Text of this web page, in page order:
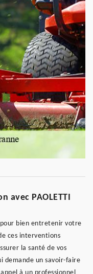
avec PAOLETTI
bien entretenir votre
ces interventions
la santé de vos
demande un savoir-faire
à un professionnel